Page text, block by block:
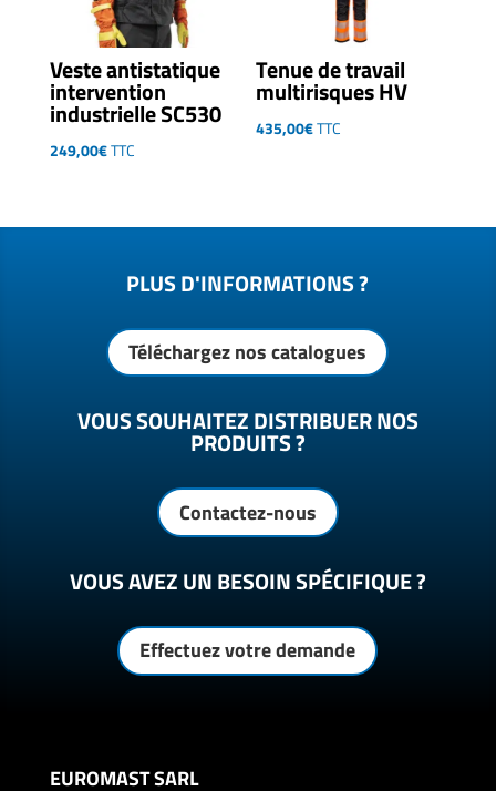
Veste antistatique
intervention
industrielle SC530
249,00€TTC
Tenue de travail
multirisques HV
435,00€TTC
PLUS D'INFORMATIONS ?
Téléchargez nos catalogues
VOUS SOUHAITEZ DISTRIBUER NOS
PRODUITS ?
Contactez-nous
VOUS AVEZ UN BESOIN SPÉCIFIQUE ?
Effectuez votre demande
EUROMAST SARL